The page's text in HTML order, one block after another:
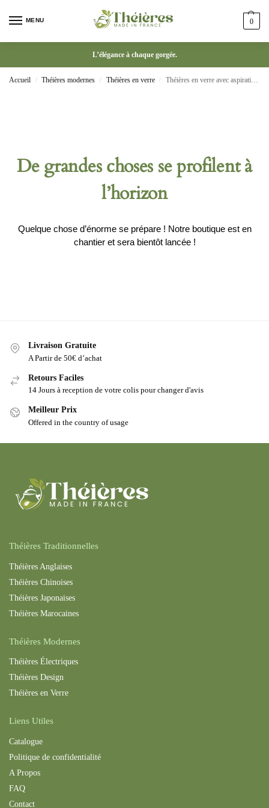
MENU 0
L’élégance à chaque gorgée.
Accueil / Théières modernes / Théières en verre / Théières en verre avec aspiration magnétique tasse à thé Kung Fu
De grandes choses se profilent à
l’horizon
Quelque chose d’énorme se prépare ! Notre boutique est en
chantier et sera bientôt lancée !
Livraison Gratuite
A Partir de 50€ d’achat
Retours Faciles
14 Jours à reception de votre colis pour changer d'avis
Meilleur Prix
Offered in the country of usage
Théières Traditionnelles
Théières Anglaises
Théières Chinoises
Théières Japonaises
Théières Marocaines
Théières Modernes
Théières Électriques
Théières Design
Théières en Verre
Liens Utiles
Catalogue
Politique de confidentialité
A Propos
FAQ
Contact